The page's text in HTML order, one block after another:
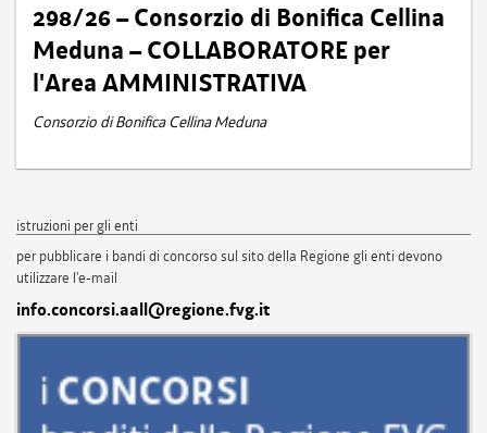
298/26 – Consorzio di Bonifica Cellina
Meduna – COLLABORATORE per
l'Area AMMINISTRATIVA
Consorzio di Bonifica Cellina Meduna
istruzioni per gli enti
per pubblicare i bandi di concorso sul sito della Regione gli enti devono
utilizzare l'e-mail
info.concorsi.aall@regione.fvg.it